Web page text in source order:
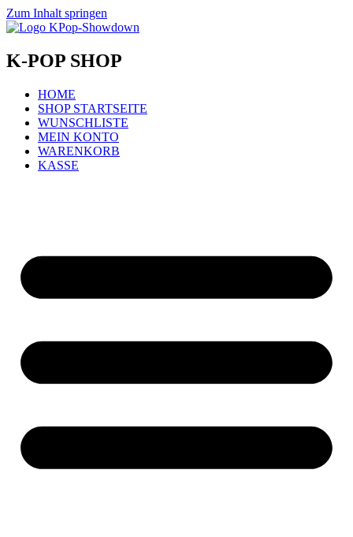
Zum Inhalt springen
K-POP SHOP
HOME
SHOP STARTSEITE
WUNSCHLISTE
MEIN KONTO
WARENKORB
KASSE